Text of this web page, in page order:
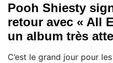
Pooh Shiesty
retour avec « All
un album très
C’est le grand jour pour